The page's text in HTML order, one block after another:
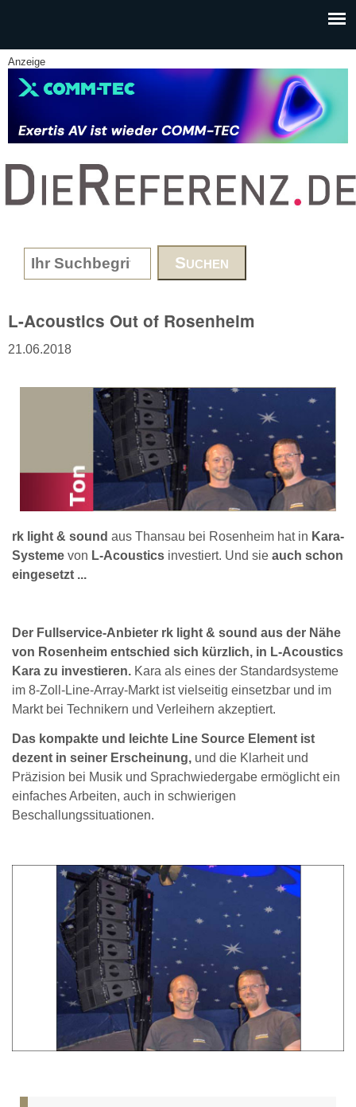
Anzeige
www.DieReferenz.de
Search form
L-Acoustics Out of Rosenheim
21.06.2018
rk light & sound aus Thansau bei Rosenheim hat in Kara-
Systeme von L-Acoustics investiert. Und sie auch schon
eingesetzt ...
Der Fullservice-Anbieter rk light & sound aus der Nähe
von Rosenheim entschied sich kürzlich, in L-Acoustics
Kara zu investieren. Kara als eines der Standardsysteme
im 8-Zoll-Line-Array-Markt ist vielseitig einsetzbar und im
Markt bei Technikern und Verleihern akzeptiert.
Das kompakte und leichte Line Source Element ist
dezent in seiner Erscheinung, und die Klarheit und
Präzision bei Musik und Sprachwiedergabe ermöglicht ein
einfaches Arbeiten, auch in schwierigen
Beschallungssituationen.